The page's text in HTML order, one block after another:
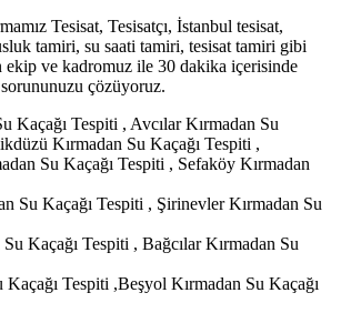
Tesisat, Tesisatçı, İstanbul tesisat,
tamiri, su saati tamiri, tesisat tamiri gibi
ekip ve kadromuz ile 30 dakika içerisinde
çözüyoruz.
Kaçağı Tespiti , Avcılar Kırmadan Su
Kırmadan Su Kaçağı Tespiti ,
Su Kaçağı Tespiti , Sefaköy Kırmadan
Su Kaçağı Tespiti , Şirinevler Kırmadan Su
Kaçağı Tespiti , Bağcılar Kırmadan Su
Kaçağı Tespiti ,Beşyol Kırmadan Su Kaçağı